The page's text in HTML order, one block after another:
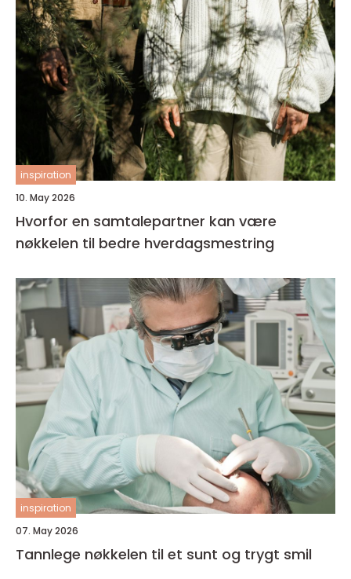
inspiration
10. May 2026
Hvorfor en samtalepartner kan være
nøkkelen til bedre hverdagsmestring
inspiration
07. May 2026
Tannlege nøkkelen til et sunt og trygt smil